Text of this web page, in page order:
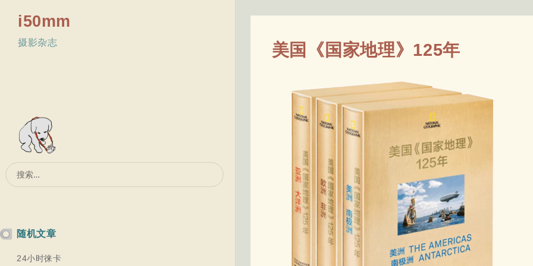
i50mm
摄影杂志
搜
索：
随机文章
24小时徕卡
美国《国家地理》125年